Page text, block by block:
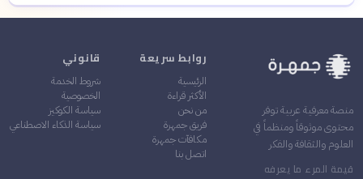
منصة معرفية عربية توفر
محتوى موثوقاً ومنظماً في
العلوم والثقافة والفكر
قيمة المرء ما يعرفه
روابط سريعة
الرئيسية
الأكثر قراءة
من نحن
فريق جمهرة
مكافآت جمهرة
اتصل بنا
قانوني
شروط الخدمة
الخصوصية
سياسة الكوكيز
سياسة الذكاء الاصطناعي